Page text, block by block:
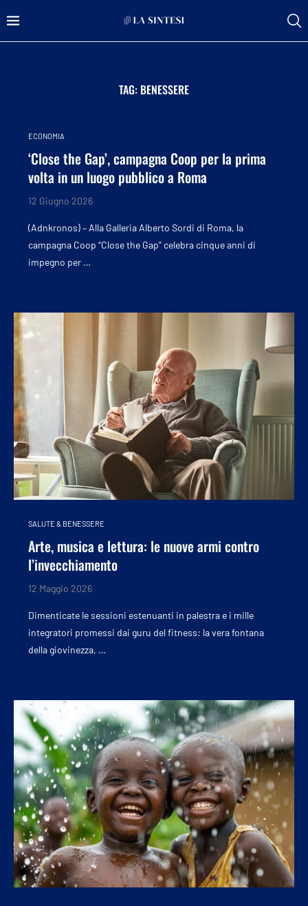
TAG: BENESSERE
ECONOMIA
‘Close the Gap’, campagna Coop per la prima
volta in un luogo pubblico a Roma
12 Giugno 2026
(Adnkronos) – Alla Galleria Alberto Sordi di Roma, la
campagna Coop “Close the Gap” celebra cinque anni di
impegno per …
SALUTE & BENESSERE
Arte, musica e lettura: le nuove armi contro
l’invecchiamento
12 Maggio 2026
Dimenticate le sessioni estenuanti in palestra e i mille
integratori promessi dai guru del fitness: la vera fontana
della giovinezza, …